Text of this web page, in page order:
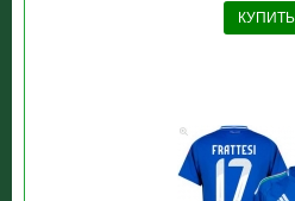
КУПИТЬ